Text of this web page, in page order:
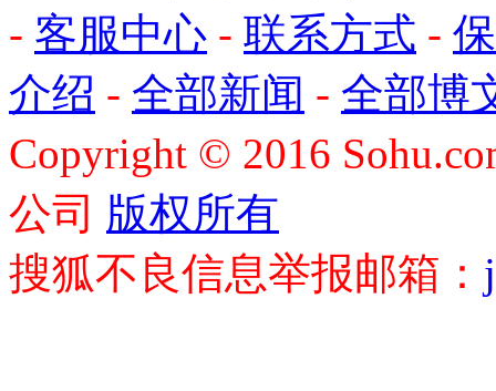
- 客服中心 - 联系方式 -
介绍 - 全部新闻 - 全部博
Copyright © 2016
公司 版权所有
搜狐不良信息举报邮箱：